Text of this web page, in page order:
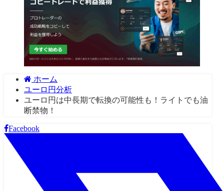
ホーム
ユーロ円分析
ユーロ円は中長期で転換の可能性も！ライトでも油
断禁物！
Facebook